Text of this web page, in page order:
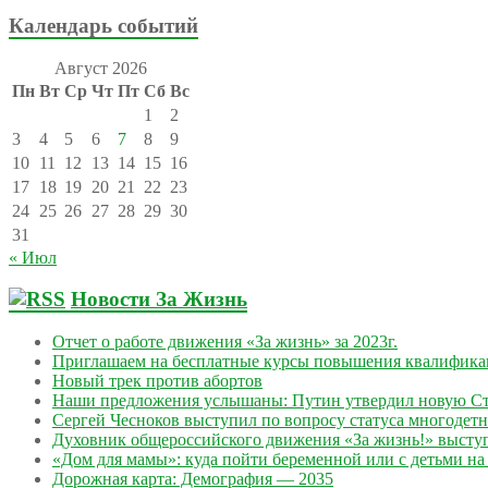
Календарь событий
Август 2026
Пн Вт Ср Чт Пт Сб Вс
1
2
3
4 5 6 7 8
9
10 11 12 13 14 15 16
17 18 19 20 21 22 23
24 25 26 27 28 29 30
31
« Июл
Новости За Жизнь
Отчет о работе движения «За жизнь» за 2023г.
Приглашаем на бесплатные курсы повышения
Новый трек против абортов
Наши предложения услышаны: Путин утвердил новую
Сергей Чесноков выступил по вопросу статуса
Духовник общероссийского движения «За жизнь!»
«Дом для мамы»: куда пойти беременной или с детьми на
Дорожная карта: Демография — 2035